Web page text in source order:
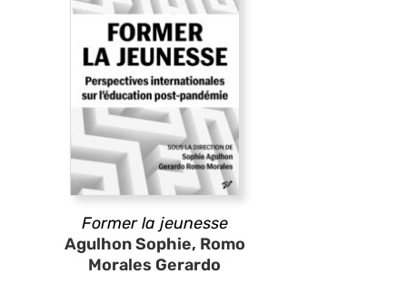
Former la jeunesse
Agulhon Sophie, Romo
Morales Gerardo